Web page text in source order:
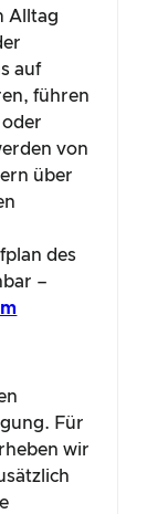
Alltag
auf
führen
von
über
des
–
Für
wir